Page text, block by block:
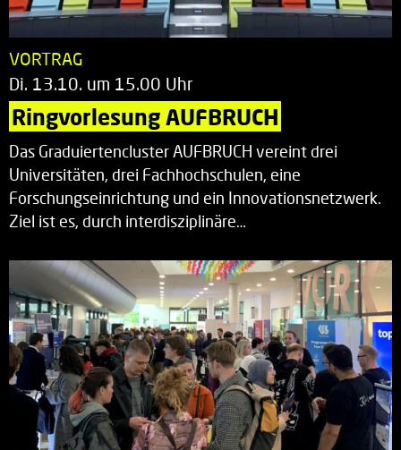
VORTRAG
Di. 13.10. um 15.00 Uhr
Ringvorlesung AUFBRUCH
Das Graduiertencluster AUFBRUCH vereint drei
Universitäten, drei Fachhochschulen, eine
Forschungseinrichtung und ein Innovationsnetzwerk.
Ziel ist es, durch interdisziplinäre…